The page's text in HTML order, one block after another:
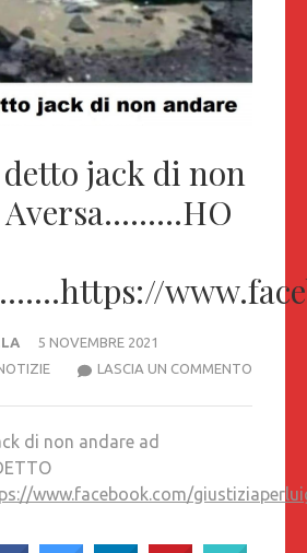
detto jack di non
Aversa………HO
5 NOVEMBRE 2021
LASCIA UN COMMENTO
NON
di non andare ad
www.facebook.com/